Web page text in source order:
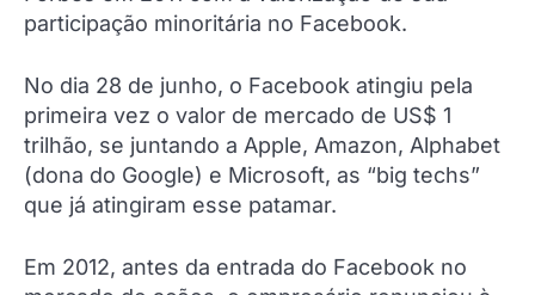
participação minoritária no Facebook.
No dia 28 de junho, o Facebook atingiu pela
primeira vez o valor de mercado de US$ 1
trilhão, se juntando a Apple, Amazon, Alphabet
(dona do Google) e Microsoft, as “big techs”
que já atingiram esse patamar.
Em 2012, antes da entrada do Facebook no